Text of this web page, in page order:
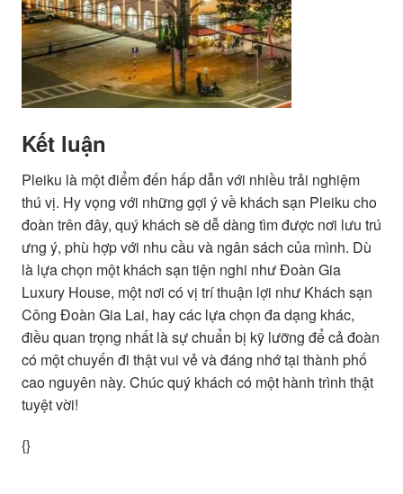
Kết luận
Pleiku là một điểm đến hấp dẫn với nhiều trải nghiệm
thú vị. Hy vọng với những gợi ý về khách sạn Pleiku cho
đoàn trên đây, quý khách sẽ dễ dàng tìm được nơi lưu trú
ưng ý, phù hợp với nhu cầu và ngân sách của mình. Dù
là lựa chọn một khách sạn tiện nghi như Đoàn Gia
Luxury House, một nơi có vị trí thuận lợi như Khách sạn
Công Đoàn Gia Lai, hay các lựa chọn đa dạng khác,
điều quan trọng nhất là sự chuẩn bị kỹ lưỡng để cả đoàn
có một chuyến đi thật vui vẻ và đáng nhớ tại thành phố
cao nguyên này. Chúc quý khách có một hành trình thật
tuyệt vời!
{}